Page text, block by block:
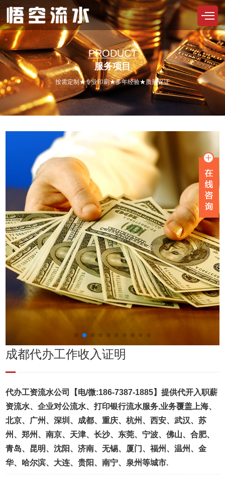
PRODUCT
服务项目
按需定制★专业印刷★多年经验★质量保证
成都代办工作收入证明
代办工资流水公司【电/微:186-7387-1885】提供代开入职薪
资流水、企业对公流水、打印银行流水服务,业务覆盖上海、
北京、广州、深圳、成都、重庆、杭州、西安、武汉、苏
州、郑州、南京、天津、长沙、东莞、宁波、佛山、合肥、
青岛、昆明、沈阳、济南、无锡、厦门、福州、温州、金
华、哈尔滨、大连、贵阳、南宁、泉州等城市.